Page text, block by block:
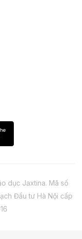
dục Jaxtina. Mã số
Đầu tư Hà Nội cấp